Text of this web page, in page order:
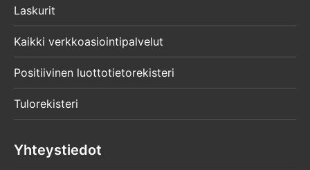
Laskurit
Kaikki verkkoasiointipalvelut
Positiivinen luottotietorekisteri
Tulorekisteri
Yhteystiedot